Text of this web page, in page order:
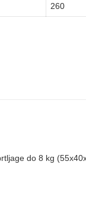
260
do 8 kg